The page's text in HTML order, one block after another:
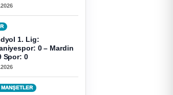
1. Lig:
0 – Mardin
Spor: 0
MANŞETLER